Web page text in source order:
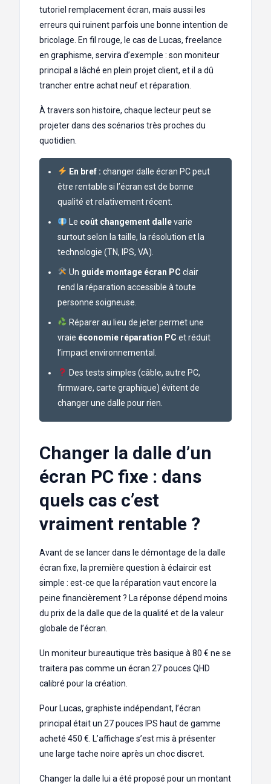
tutoriel remplacement écran, mais aussi les
erreurs qui ruinent parfois une bonne intention de
bricolage. En fil rouge, le cas de Lucas, freelance
en graphisme, servira d’exemple : son moniteur
principal a lâché en plein projet client, et il a dû
trancher entre achat neuf et réparation.
À travers son histoire, chaque lecteur peut se
projeter dans des scénarios très proches du
quotidien.
En bref : changer dalle écran PC peut
être rentable si l’écran est de bonne
qualité et relativement récent.
Le coût changement dallevarie
surtout selon la taille, la résolution et la
technologie (TN, IPS, VA).
Un guide montage écran PC clair
rend la réparation accessible à toute
personne soigneuse.
Réparer au lieu de jeter permet une
vraie économie réparation PC et réduit
l’impact environnemental.
Des tests simples (câble, autre PC,
firmware, carte graphique) évitent de
changer une dalle pour rien.
Changer la dalle d’un
écran PC fixe : dans
quels cas c’est
vraiment rentable ?
Avant de se lancer dans le démontage de la dalle
écran fixe, la première question à éclaircir est
simple : est-ce que la réparation vaut encore la
peine financièrement ? La réponse dépend moins
du prix de la dalle que de la qualité et de la valeur
globale de l’écran.
Un moniteur bureautique très basique à 80 € ne se
traitera pas comme un écran 27 pouces QHD
calibré pour la création.
Pour Lucas, graphiste indépendant, l’écran
principal était un 27 pouces IPS haut de gamme
acheté 450 €. L’affichage s’est mis à présenter
une large tache noire après un choc discret.
Changer la dalle lui a été proposé pour un montant